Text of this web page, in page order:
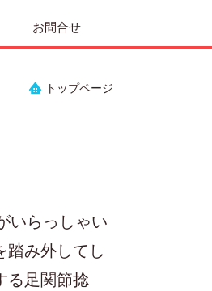
お問合せ
トップページ
いらっしゃい
踏み外してし
る足関節捻